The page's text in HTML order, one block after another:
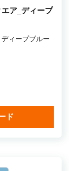
ア_ディープ
ィープブルー
ド